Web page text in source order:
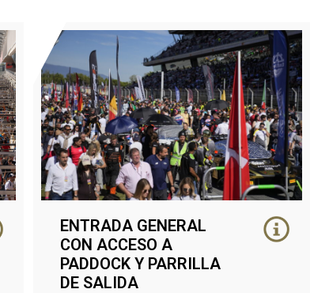
ENTRADA GENERAL
CON ACCESO A
PADDOCK Y PARRILLA
DE SALIDA